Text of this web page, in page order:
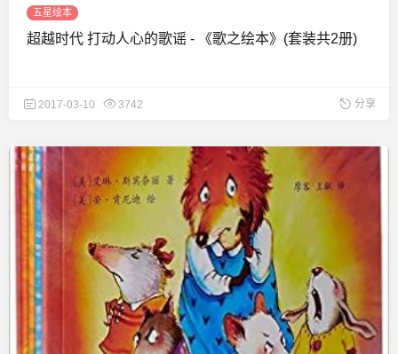
五星绘本
超越时代 打动人心的歌谣 - 《歌之绘本》(套装共2册)
2017-03-10 3742 分享